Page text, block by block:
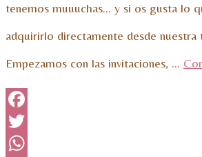
tenemos muuuchas… y si os gusta lo
adquirirlo directamente desde nuestra
Empezamos con las invitaciones, …
Facebook
Twitter